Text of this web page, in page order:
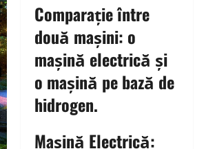
Comparație între
două mașini: o
mașină electrică și
o mașină pe bază de
hidrogen.
Mașină Electrică: